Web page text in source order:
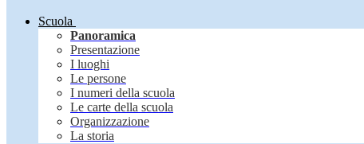
Scuola
Panoramica
Presentazione
I luoghi
Le persone
I numeri della scuola
Le carte della scuola
Organizzazione
La storia